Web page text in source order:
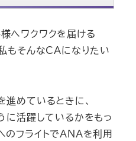
へワクワクを届ける
もそんなCAになりたい
めているときに、
に活躍しているかをもっ
のフライトでANAを利用